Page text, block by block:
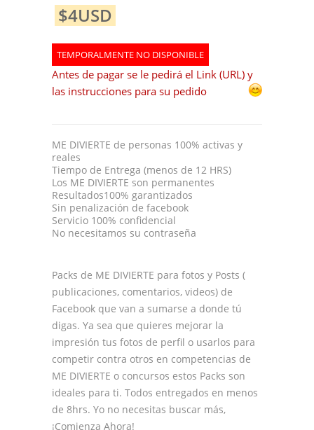
$4USD
TEMPORALMENTE NO DISPONIBLE
Antes de pagar se le pedirá el Link (URL) y
las instrucciones para su pedido
ME DIVIERTE de personas 100% activas y
reales
Tiempo de Entrega (menos de 12 HRS)
Los ME DIVIERTE son permanentes
Resultados100% garantizados
Sin penalización de facebook
Servicio 100% confidencial
No necesitamos su contraseña
Packs de ME DIVIERTE para fotos y Posts (
publicaciones, comentarios, videos) de
Facebook que van a sumarse a donde tú
digas. Ya sea que quieres mejorar la
impresión tus fotos de perfil o usarlos para
competir contra otros en competencias de
ME DIVIERTE o concursos estos Packs son
ideales para ti. Todos entregados en menos
de 8hrs. Yo no necesitas buscar más,
¡Comienza Ahora!